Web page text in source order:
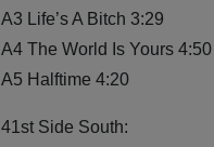
A3 Life’s A Bitch 3:29
A4 The World Is Yours 4:50
A5 Halftime 4:20
41st Side South: